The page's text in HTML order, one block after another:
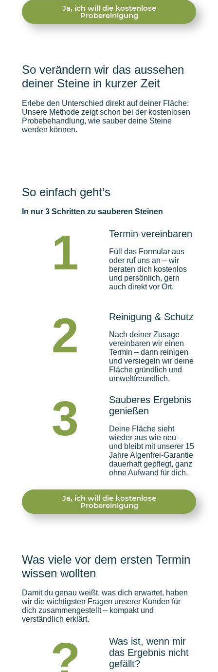
Ja, ich will die kostenlose
Probereinigung
So verändern wir das aussehen
deiner Steine in kurzer Zeit
Erlebe den Unterschied direkt auf deiner Fläche:
Unsere Methode zeigt schon bei der kostenlosen
Probebehandlung, wie sauber deine Steine
werden können.
So einfach geht’s
In nur 3 Schritten zu sauberen Steinen
1 Termin vereinbaren
Füll das Formular aus
oder ruf uns an – wir
beraten dich kostenlos
und persönlich, gern
auch direkt vor Ort.
2 Reinigung & Schutz
Nach deiner Zusage
vereinbaren wir einen
Termin – dann reinigen
und versiegeln wir deine
Fläche gründlich und
umweltfreundlich.
3
Sauberes Ergebnis
genießen
Deine Fläche sieht
wieder aus wie neu –
und bleibt mit unserer 15
Jahre Algenfrei-Garantie
dauerhaft gepflegt, ganz
ohne Aufwand für dich.
Ja, ich will die kostenlose
Probereinigung
Was viele vor dem ersten Termin
wissen wollten
Damit du genau weißt, was dich erwartet, haben
wir die wichtigsten Fragen unserer Kunden für
dich zusammengestellt – kompakt und
verständlich erklärt.
?
Was ist, wenn mir
das Ergebnis nicht
gefällt?